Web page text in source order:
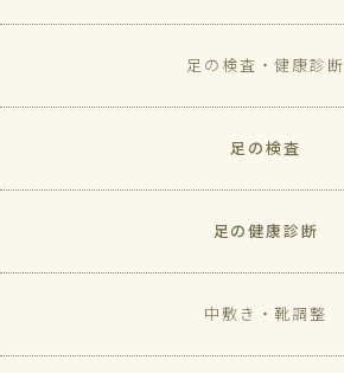
足の検査・健康診断
足の検査
足の健康診断
中敷き・靴調整